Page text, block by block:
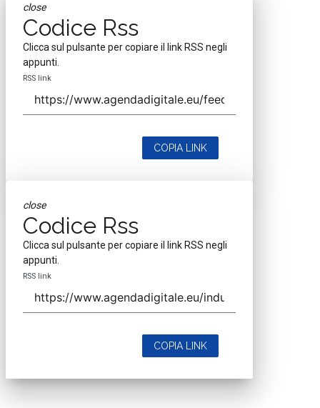
close
Codice Rss
Clicca sul pulsante per copiare il link RSS negli
appunti.
RSS link
COPIA LINK
close
Codice Rss
Clicca sul pulsante per copiare il link RSS negli
appunti.
RSS link
COPIA LINK